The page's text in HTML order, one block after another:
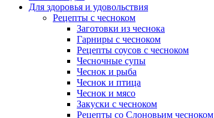
Для здоровья и удовольствия
Рецепты с чесноком
Заготовки из чеснока
Гарниры с чесноком
Рецепты соусов с чесноком
Чесночные супы
Чеснок и рыба
Чеснок и птица
Чеснок и мясо
Закуски с чесноком
Рецепты со Слоновьим чесноком